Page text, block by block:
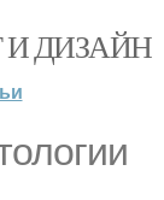
И ДИЗАЙН